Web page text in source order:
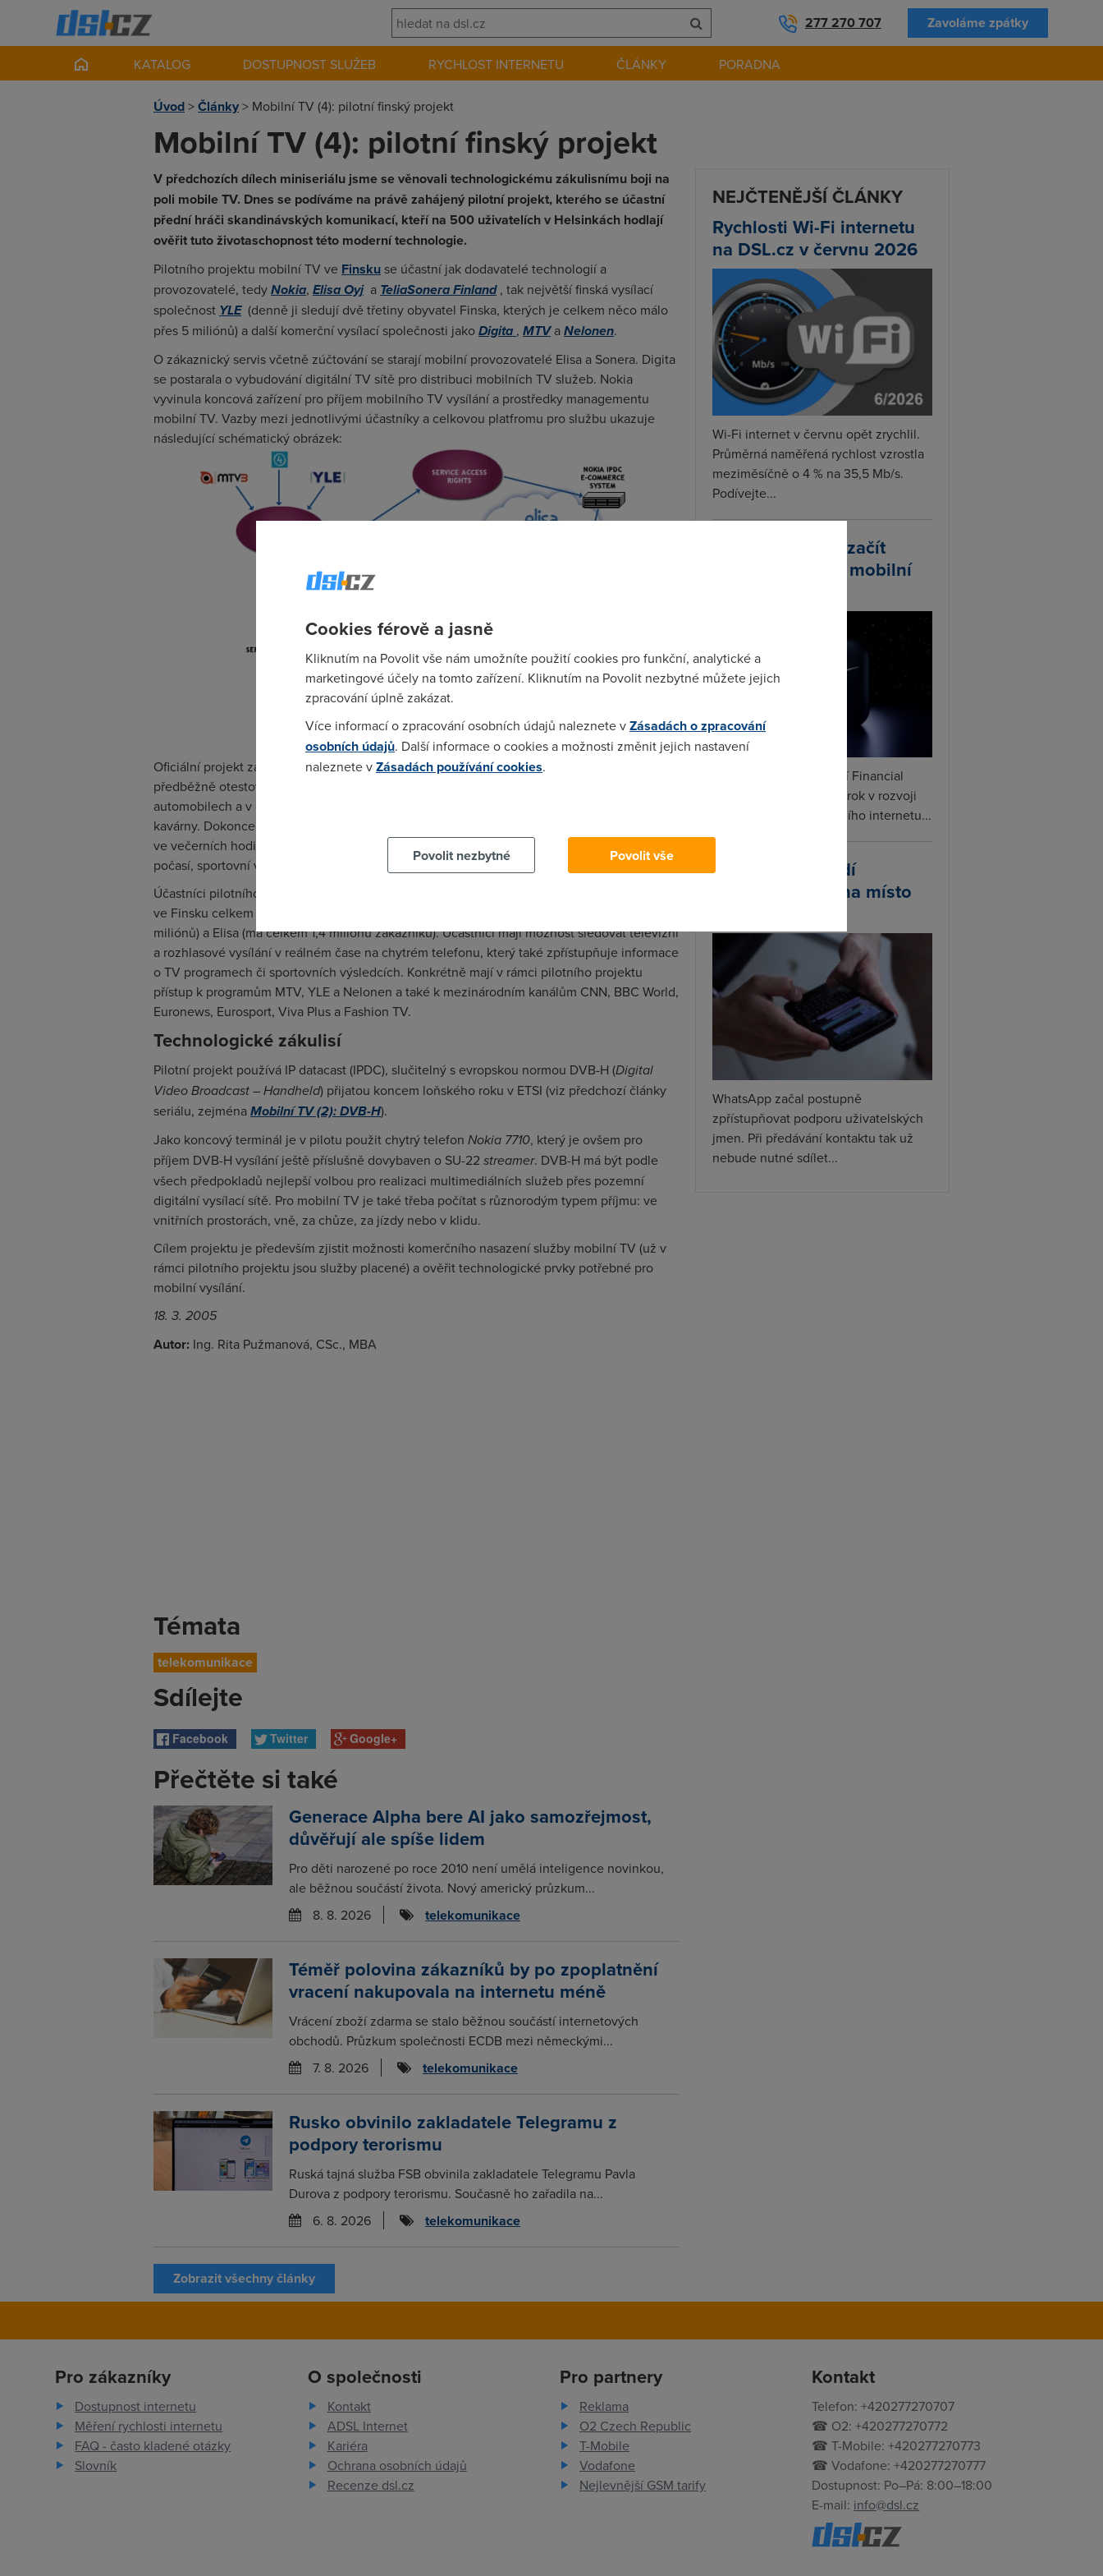
277 270 707 Zavoláme zpátky
KATALOG DOSTUPNOST SLUŽEB RYCHLOST INTERNETU ČLÁNKY PORADNA
Úvod>Články> Mobilní TV (4): pilotní finský projekt
Mobilní TV (4): pilotní finský projekt
V předchozích dílech miniseriálu jsme se věnovali technologickému zákulisnímu boji na
poli mobile TV. Dnes se podíváme na právě zahájený pilotní projekt, kterého se účastní
přední hráči skandinávských komunikací, kteří na 500 uživatelích v Helsinkách hodlají
ověřit tuto životaschopnost této moderní technologie.
Pilotního projektu mobilní TV ve Finsku se účastní jak dodavatelé technologií a
provozovatelé, tedyNokia, Elisa Oyja TeliaSonera Finland, tak největší finská vysílací
společnost YLE (denně ji sledují dvě třetiny obyvatel Finska, kterých je celkem něco málo
přes 5 miliónů) a další komerční vysílací společnosti jakoDigita , MTVaNelonen.
O zákaznický servis včetně zúčtování se starají mobilní provozovatelé Elisa a Sonera. Digita
se postarala o vybudování digitální TV sítě pro distribuci mobilních TV služeb. Nokia
vyvinula koncová zařízení pro příjem mobilního TV vysílání a prostředky managementu
mobilní TV. Vazby mezi jednotlivými účastníky a celkovou platfromu pro službu ukazuje
následující schématický obrázek:
Oficiální projekt zahájil v březnu a má trvat do 20. června. Ale již koncem loňského roku se
předběžně otestoval zájem uživatelů a zjistilo se, že zájem je o sledování mobilní TV v
automobilech a v dopravních prostředcích vůbec, a také na veřejných místech jako jsou
kavárny. Dokonce se ukázalo, že mobilní TV sledují uživatelé také v práci, i doma, ovšem ne
ve večerních hodinách. Z hlediska obsahu se ověřila různorodost zájmů: od zpráv, přes
počasí, sportovní vysílání až po zábavu včetně komediálních seriálů.
Účastníci pilotního projektu jsou vybráni ze zákazníků mobilních provozovatelů Sonera (má
ve Finsku celkem 3 milióny zákazníků; globálně však počet jejích zákazníků překročil 15
miliónů) a Elisa (má celkem 1,4 miliónů zákazníků). Účastníci mají možnost sledovat televizní
a rozhlasové vysílání v reálném čase na chytrém telefonu, který také zpřístupňuje informace
o TV programech či sportovních výsledcích. Konkrétně mají v rámci pilotního projektu
přístup k programům MTV, YLE a Nelonen a také k mezinárodním kanálům CNN, BBC World,
Euronews, Eurosport, Viva Plus a Fashion TV.
Technologické zákulisí
Pilotní projekt používá IP datacast (IPDC), slučitelný s evropskou normou DVB-H (Digital
Video Broadcast – Handheld) přijatou koncem loňského roku v ETSI (viz předchozí články
seriálu, zejménaMobilní TV (2): DVB-H).
Jako koncový terminál je v pilotu použit chytrý telefon Nokia 7710, který je ovšem pro
příjem DVB-H vysílání ještě příslušně dovybaven o SU-22 streamer. DVB-H má být podle
všech předpokladů nejlepší volbou pro realizaci multimediálních služeb přes pozemní
digitální vysílací sítě. Pro mobilní TV je také třeba počítat s různorodým typem příjmu: ve
vnitřních prostorách, vně, za chůze, za jízdy nebo v klidu.
Cílem projektu je především zjistit možnosti komerčního nasazení služby mobilní TV (už v
rámci pilotního projektu jsou služby placené) a ověřit technologické prvky potřebné pro
mobilní vysílání.
18. 3. 2005
Autor: Ing. Rita Pužmanová, CSc., MBA
Témata
telekomunikace
Sdílejte
Facebook Twitter Google+
Přečtěte si také
Generace Alpha bere AI jako samozřejmost,
důvěřují ale spíše lidem
Pro děti narozené po roce 2010 není umělá inteligence novinkou,
ale běžnou součástí života. Nový americký průzkum...
8. 8. 2026
telekomunikace
Téměř polovina zákazníků by po zpoplatnění
vracení nakupovala na internetu méně
Vrácení zboží zdarma se stalo běžnou součástí internetových
obchodů. Průzkum společnosti ECDB mezi německými...
7. 8. 2026
telekomunikace
Rusko obvinilo zakladatele Telegramu z
podpory terorismu
Ruská tajná služba FSB obvinila zakladatele Telegramu Pavla
Durova z podpory terorismu. Současně ho zařadila na...
6. 8. 2026
telekomunikace
Zobrazit všechny články
NEJČTENĚJŠÍ ČLÁNKY
Rychlosti Wi-Fi internetu
na DSL.cz v červnu 2026
Wi-Fi internet v červnu opět zrychlil.
Průměrná naměřená rychlost vzrostla
meziměsíčně o 4 % na 35,5 Mb/s.
Podívejte...
Starlink plánuje začít
prodávat vlastní mobilní
SpaceX podle informací Financial
Times připravuje další krok v rozvoji
Starlinku. Vedle satelitního internetu...
WhatsApp zavádí
uživatelská jména místo
WhatsApp začal postupně
zpřístupňovat podporu uživatelských
jmen. Při předávání kontaktu tak už
nebude nutné sdílet...
Pro zákazníky
Dostupnost internetu
Měření rychlosti internetu
FAQ - často kladené otázky
Slovník
O společnosti
Kontakt
ADSL Internet
Kariéra
Ochrana osobních údajů
Recenze dsl.cz
Pro partnery
Reklama
O2 Czech Republic
T-Mobile
Vodafone
Nejlevnější GSM tarify
Kontakt
Telefon: +420277270707
☎ O2: +420277270772
☎ T-Mobile: +420277270773
☎ Vodafone: +420277270777
Dostupnost: Po–Pá: 8:00–18:00
E-mail: info@dsl.cz
Cookies férově a jasně
Kliknutím na Povolit vše nám umožníte použití cookies pro funkční, analytické a
marketingové účely na tomto zařízení. Kliknutím na Povolit nezbytné můžete jejich
zpracování úplně zakázat.
Více informací o zpracování osobních údajů naleznete vZásadách o zpracování
osobních údajů. Další informace o cookies a možnosti změnit jejich nastavení
naleznete vZásadách používání cookies.
Povolit nezbytné
Povolit vše